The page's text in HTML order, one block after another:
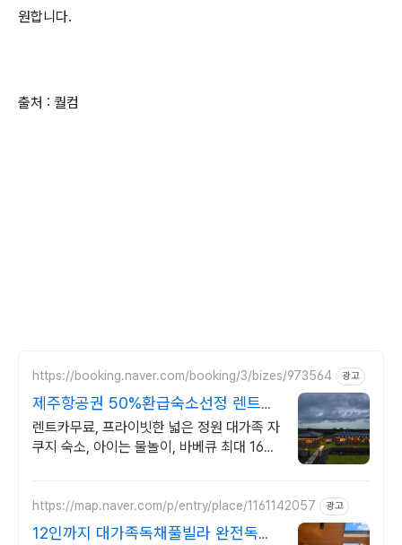
원합니다.
출처 : 퀄컴
https://booking.naver.com/booking/3/bizes/973564 광고
제주항공권 50%환급숙소선정 렌트카
무료 이벤트중
렌트카무료, 프라이빗한 넓은 정원 대가족 자
쿠지 숙소, 아이는 물놀이, 바베큐 최대 16인,
https://map.naver.com/p/entry/place/1161142057 광고
12인까지 대가족독채풀빌라 완전독채